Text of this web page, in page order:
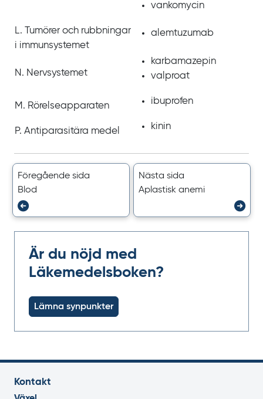
vankomycin
L. Tumörer och rubbningar
i immun­systemet
alemtuzumab
N. Nerv­systemet
karba­mazepin
valproat
M. Rörelse­apparaten ibuprofen
P. Anti­parasitära medel kinin
Föregående sida
Blod
Nästa sida
Aplastisk anemi
Är du nöjd med
Läkemedelsboken?
Lämna synpunkter
Kontakt